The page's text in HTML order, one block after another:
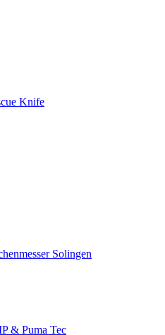
Knife
Solingen
& Puma Tec